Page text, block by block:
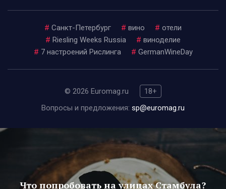
# Санкт-Петербург # вино # отели
# Riesling Weeks Russia # виноделие
# 7 настроений Рислинга # GermanWineDay
© 2026 Euromag.ru
18+
Вопросы и предложения: sp@euromag.ru
Что попробовать на улицах Стамбула?